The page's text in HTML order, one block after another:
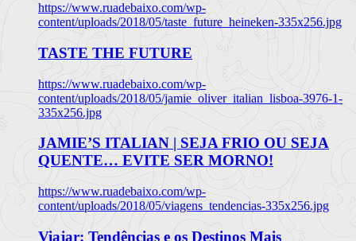
https://www.ruadebaixo.com/wp-
content/uploads/2018/05/taste_future_heineken-335x256.jpg
TASTE THE FUTURE
https://www.ruadebaixo.com/wp-
content/uploads/2018/05/jamie_oliver_italian_lisboa-3976-1-
335x256.jpg
JAMIE’S ITALIAN | SEJA FRIO OU SEJA
QUENTE… EVITE SER MORNO!
https://www.ruadebaixo.com/wp-
content/uploads/2018/05/viagens_tendencias-335x256.jpg
Viajar: Tendências e os Destinos Mais